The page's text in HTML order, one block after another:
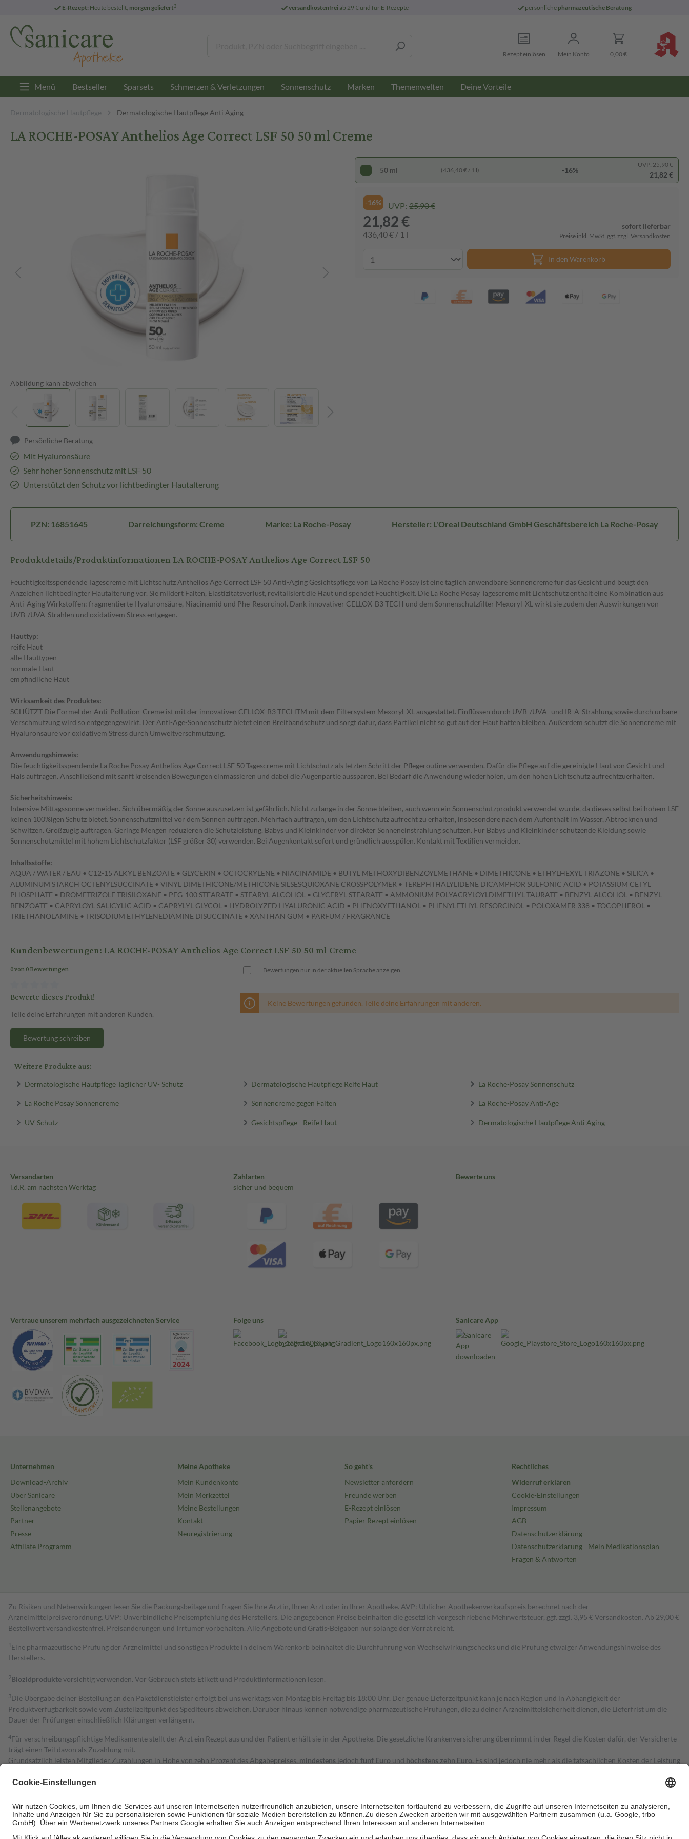
E-Rezept: Heute bestellt, morgen geliefert3 versandkostenfreiab 29 € und für E-Rezepte persönliche pharmazeutische Beratung
Rezept einlösen Mein Konto 0,00 €
Menü Bestseller Sparsets Schmerzen & Verletzungen Sonnenschutz Marken Themenwelten Deine Vorteile
Dermatologische Hautpflege Dermatologische Hautpflege Anti Aging
LA ROCHE-POSAY Anthelios Age Correct LSF 50 50 ml Creme
Abbildung kann abweichen
Persönliche Beratung
Mit Hyaluronsäure
Sehr hoher Sonnenschutz mit LSF 50
Unterstützt den Schutz vor lichtbedingter Hautalterung
50 ml (436,40 € / 1 l) -16%
UVP: 25,90 €
21,82 €
-16% UVP: 25,90 €
21,82 €
436,40 € / 1 l
sofort lieferbar
Preise inkl. MwSt. ggf. zzgl. Versandkosten
In den Warenkorb
PZN: 16851645 Darreichungsform: Creme Marke: La Roche-Posay Hersteller: L'Oreal Deutschland GmbH Geschäftsbereich La Roche-Posay
Produktdetails/Produktinformationen LA ROCHE-POSAY Anthelios Age Correct LSF 50
Feuchtigkeitsspendende Tagescreme mit Lichtschutz Anthelios Age Correct LSF 50 Anti-Aging Gesichtspflege von La Roche Posay ist eine täglich anwendbare Sonnencreme für das Gesicht und beugt den
Anzeichen lichtbedingter Hautalterung vor. Sie mildert Falten, Elastizitätsverlust, revitalisiert die Haut und spendet Feuchtigkeit. Die La Roche Posay Tagescreme mit Lichtschutz enthält eine Kombination aus
Anti-Aging Wirkstoffen: fragmentierte Hyaluronsäure, Niacinamid und Phe-Resorcinol. Dank innovativer CELLOX-B3 TECH und dem Sonnenschutzfilter Mexoryl-XL wirkt sie zudem den Auswirkungen von
UVB-/UVA-Strahlen und oxidativem Stress entgegen.
Hauttyp:
reife Haut
alle Hauttypen
normale Haut
empfindliche Haut
Wirksamkeit des Produktes:
SCHÜTZT Die Formel der Anti-Pollution-Creme ist mit der innovativen CELLOX-B3 TECHTM mit dem Filtersystem Mexoryl-XL ausgestattet. Einflüssen durch UVB-/UVA- und IR-A-Strahlung sowie durch urbane
Verschmutzung wird so entgegengewirkt. Der Anti-Age-Sonnenschutz bietet einen Breitbandschutz und sorgt dafür, dass Partikel nicht so gut auf der Haut haften bleiben. Außerdem schützt die Sonnencreme mit
Hyaluronsäure vor oxidativem Stress durch Umweltverschmutzung.
Anwendungshinweis:
Die feuchtigkeitsspendende La Roche Posay Anthelios Age Correct LSF 50 Tagescreme mit Lichtschutz als letzten Schritt der Pflegeroutine verwenden. Dafür die Pflege auf die gereinigte Haut von Gesicht und
Hals auftragen. Anschließend mit sanft kreisenden Bewegungen einmassieren und dabei die Augenpartie aussparen. Bei Bedarf die Anwendung wiederholen, um den hohen Lichtschutz aufrechtzuerhalten.
Sicherheitshinweis:
Intensive Mittagssonne vermeiden. Sich übermäßig der Sonne auszusetzen ist gefährlich. Nicht zu lange in der Sonne bleiben, auch wenn ein Sonnenschutzprodukt verwendet wurde, da dieses selbst bei hohem LSF
keinen 100%igen Schutz bietet. Sonnenschutzmittel vor dem Sonnen auftragen. Mehrfach auftragen, um den Lichtschutz aufrecht zu erhalten, insbesondere nach dem Aufenthalt im Wasser, Abtrocknen und
Schwitzen. Großzügig auftragen. Geringe Mengen reduzieren die Schutzleistung. Babys und Kleinkinder vor direkter Sonneneinstrahlung schützen. Für Babys und Kleinkinder schützende Kleidung sowie
Sonnenschutzmittel mit hohem Lichtschutzfaktor (LSF größer 30) verwenden. Bei Augenkontakt sofort und gründlich ausspülen. Kontakt mit Textilien vermeiden.
Inhaltsstoffe:
AQUA / WATER / EAU • C12-15 ALKYL BENZOATE • GLYCERIN • OCTOCRYLENE • NIACINAMIDE • BUTYL METHOXYDIBENZOYLMETHANE • DIMETHICONE • ETHYLHEXYL TRIAZONE • SILICA •
ALUMINUM STARCH OCTENYLSUCCINATE • VINYL DIMETHICONE/METHICONE SILSESQUIOXANE CROSSPOLYMER • TEREPHTHALYLIDENE DICAMPHOR SULFONIC ACID • POTASSIUM CETYL
PHOSPHATE • DROMETRIZOLE TRISILOXANE • PEG-100 STEARATE • STEARYL ALCOHOL • GLYCERYL STEARATE • AMMONIUM POLYACRYLOYLDIMETHYL TAURATE • BENZYL ALCOHOL • BENZYL
BENZOATE • CAPRYLOYL SALICYLIC ACID • CAPRYLYL GLYCOL • HYDROLYZED HYALURONIC ACID • PHENOXYETHANOL • PHENYLETHYL RESORCINOL • POLOXAMER 338 • TOCOPHEROL •
TRIETHANOLAMINE • TRISODIUM ETHYLENEDIAMINE DISUCCINATE • XANTHAN GUM • PARFUM / FRAGRANCE
Kundenbewertungen: LA ROCHE-POSAY Anthelios Age Correct LSF 50 50 ml Creme
0 von 0 Bewertungen
Bewerte dieses Produkt!
Teile deine Erfahrungen mit anderen Kunden.
Bewertung schreiben
Bewertungen nur in der aktuellen Sprache anzeigen.
Keine Bewertungen gefunden. Teile deine Erfahrungen mit anderen.
Weitere Produkte aus:
Dermatologische Hautpflege Täglicher UV- Schutz Dermatologische Hautpflege Reife Haut La Roche-Posay Sonnenschutz
La Roche Posay Sonnencreme Sonnencreme gegen Falten La Roche-Posay Anti-Age
UV-Schutz Gesichtspflege - Reife Haut Dermatologische Hautpflege Anti Aging
Versandarten
i.d.R. am nächsten Werktag
Zahlarten
sicher und bequem
Bewerte uns
Vertraue unserem mehrfach ausgezeichneten Service Folge uns Sanicare App
Unternehmen
Download-Archiv
Über Sanicare
Stellenangebote
Partner
Presse
Affiliate Programm
Meine Apotheke
Mein Kundenkonto
Mein Merkzettel
Meine Bestellungen
Kontakt
Neuregistrierung
So geht's
Newsletter anfordern
Freunde werben
E-Rezept einlösen
Papier Rezept einlösen
Rechtliches
Widerruf erklären
Cookie-Einstellungen
Impressum
AGB
Datenschutzerklärung
Datenschutzerklärung - Mein Medikationsplan
Fragen & Antworten
Zu Risiken und Nebenwirkungen lesen Sie die Packungsbeilage und fragen Sie Ihre Ärztin, Ihren Arzt oder in Ihrer Apotheke. AVP: Üblicher Apothekenverkaufspreis berechnet nach der
Arzneimittelpreisverordnung. UVP: Unverbindliche Preisempfehlung des Herstellers. Die angegebenen Preise beinhalten die gesetzlich vorgeschriebene Mehrwertsteuer, ggf. zzgl. 3,95 € Versandkosten. Ab 29,00 €
Bestell­wert versand­kosten­frei. Preisänderungen und Irrtümer vorbehalten. Alle Angebote und Gratis-Beigaben nur solange der Vorrat reicht.
1 Eine pharmazeutische Prüfung der Arzneimittel und sonstigen Produkte in deinem Warenkorb beinhaltet die Durchführung von Wechselwirkungschecks und die Prüfung etwaiger Anwendungshinweise des
Herstellers.
2Biozidproduktevorsichtig verwenden. Vor Gebrauch stets Etikett und Produktinformationen lesen.
3Die Übergabe deiner Bestellung an den Paketdienstleister erfolgt bei uns werktags von Montag bis Freitag bis 18:00 Uhr. Der genaue Lieferzeitpunkt kann je nach Region und in Abhängigkeit der
Produktverfügbarkeit sowie vom Zustellzeitpunkt des Spediteurs abweichen. Darüber hinaus können notwendige pharmazeutische Prüfungen, die zu deiner Arzneimittelsicherheit dienen, die Lieferfrist um die
Dauer der Prüfungen einschließlich Klärungen verlängern.
4Für verschreibungspflichtige Medikamente stellt der Arzt ein Rezept aus und der Patient erhält sie in der Apotheke. Die gesetzliche Krankenversicherung übernimmt in der Regel die Kosten dafür, der Versicherte
trägt einen Teil davon als Zuzahlung mit.
Grundsätzlich leisten Mitglieder Zuzahlungen in Höhe von zehn Prozent des Abgabepreises, mindestens jedoch fünf Euro und höchstens zehn Euro. Es sind jedoch nie mehr als die tatsächlichen Kosten der Leistung
Diese Regeln gelten grundsätzlich auch für Online-Apotheken.
Um das Engagement der Versicherten für ihre eigene Gesundheit zu stärken und die besondere Stellung der Familie zu unterstützen, fallenkeine Zuzahlungen an bei:
• Kindern und Jugendlichen bis zum vollendeten 18. Lebensjahr mit Ausnahme der Fahrkosten
• Untersuchungen zur Vorsorge und Früherkennung, die von der GKV getragen werden
• empfohlenen Schutzimpfungen